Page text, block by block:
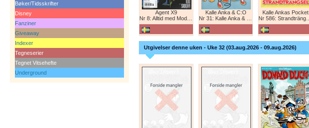
Bøker/Tidsskrifter
Disney
Fanziner
Giveaway
Indexer
Tegneserier
Tegnet Vitsehefte
Underground
Agent X9
Nr 8: Alltid med Modesty Blaise
Kalle Anka & C:O
Nr 31: Kalle Anka & C:O
Kalle Ankas Pocket
Nr 586: Strandträngsel
Utgivelser denne uken - Uke 32 (03.aug.2026 - 09.aug.2026)